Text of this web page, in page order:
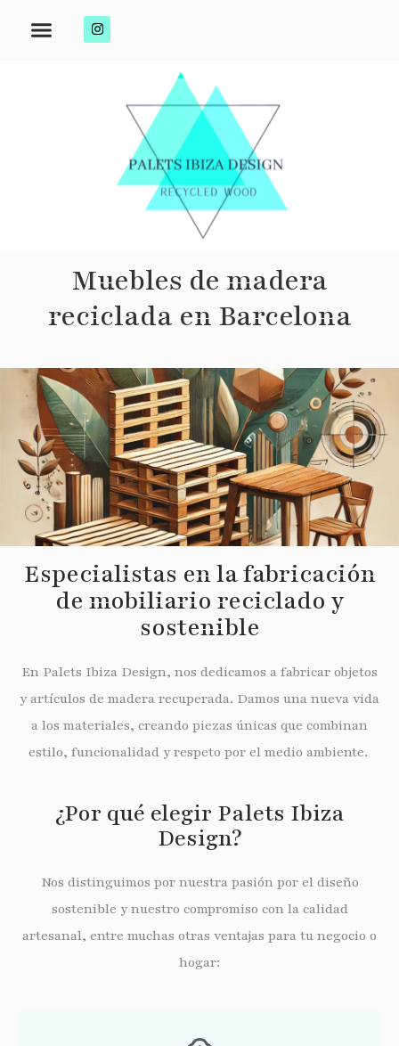
Muebles de madera
reciclada en Barcelona​
Especialistas en la fabricación
de mobiliario reciclado y
sostenible
En Palets Ibiza Design, nos dedicamos a fabricar objetos
y artículos de madera recuperada. Damos una nueva vida
a los materiales, creando piezas únicas que combinan
estilo, funcionalidad y respeto por el medio ambiente.
¿Por qué elegir Palets Ibiza
Design?
Nos distinguimos por nuestra pasión por el diseño
sostenible y nuestro compromiso con la calidad
artesanal, entre muchas otras ventajas para tu negocio o
hogar: